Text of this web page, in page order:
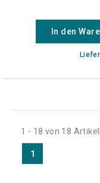
In den
1 - 18 von 18
1